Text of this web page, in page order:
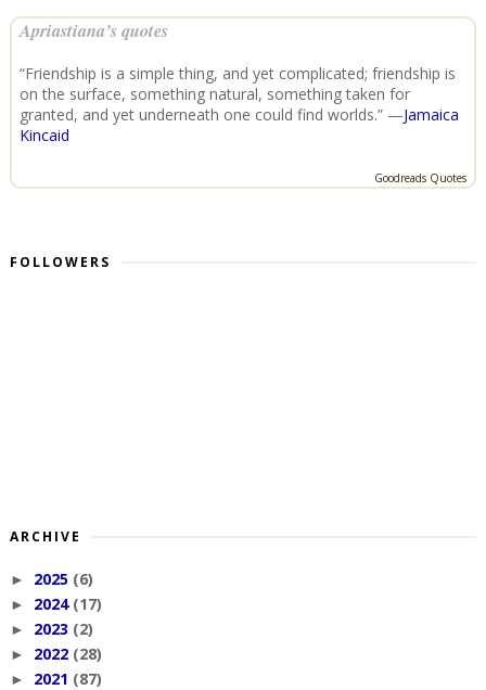
Apriastiana’s quotes
“Friendship is a simple thing, and yet complicated; friendship is
on the surface, something natural, something taken for
granted, and yet underneath one could find worlds.” —Jamaica
Kincaid
Goodreads Quotes
FOLLOWERS
ARCHIVE
► 2025 (6)
► 2024 (17)
► 2023 (2)
► 2022 (28)
► 2021 (87)